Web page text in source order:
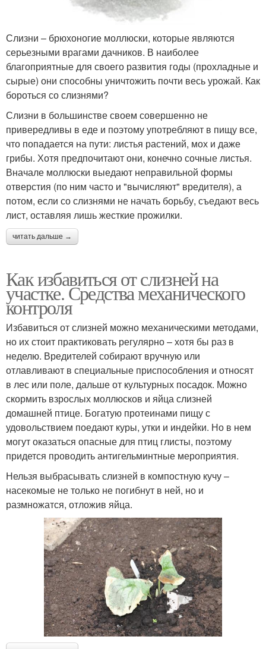
Слизни – брюхоногие моллюски, которые являются
серьезными врагами дачников. В наиболее
благоприятные для своего развития годы (прохладные и
сырые) они способны уничтожить почти весь урожай. Как
бороться со слизнями?
Слизни в большинстве своем совершенно не
привередливы в еде и поэтому употребляют в пищу все,
что попадается на пути: листья растений, мох и даже
грибы. Хотя предпочитают они, конечно сочные листья.
Вначале моллюски выедают неправильной формы
отверстия (по ним часто и "вычисляют" вредителя), а
потом, если со слизнями не начать борьбу, съедают весь
лист, оставляя лишь жесткие прожилки.
читать дальше →
Как избавиться от слизней на
участке. Средства механического
контроля
Избавиться от слизней можно механическими методами,
но их стоит практиковать регулярно – хотя бы раз в
неделю. Вредителей собирают вручную или
отлавливают в специальные приспособления и относят
в лес или поле, дальше от культурных посадок. Можно
скормить взрослых моллюсков и яйца слизней
домашней птице. Богатую протеинами пищу с
удовольствием поедают куры, утки и индейки. Но в нем
могут оказаться опасные для птиц глисты, поэтому
придется проводить антигельминтные мероприятия.
Нельзя выбрасывать слизней в компостную кучу –
насекомые не только не погибнут в ней, но и
размножатся, отложив яйца.